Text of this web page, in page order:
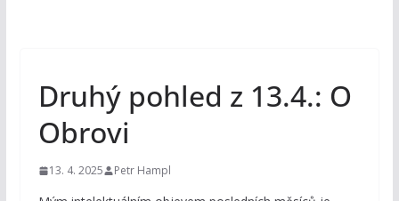
Druhý pohled z 13.4.: O
Obrovi
13. 4. 2025 Petr Hampl